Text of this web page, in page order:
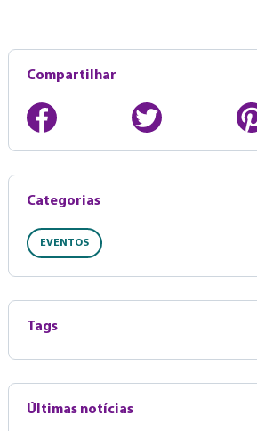
Compartilhar
Categorias
EVENTOS
Tags
Últimas notícias